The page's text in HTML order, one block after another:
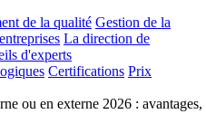
de la qualité Gestion de la
La direction de
d'experts
Certifications Prix
ou en externe 2026 : avantages,